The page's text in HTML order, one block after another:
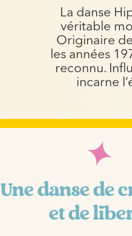
La danse
véritable
Originaire
les années
reconnu.
incarne
Une danse de
et de